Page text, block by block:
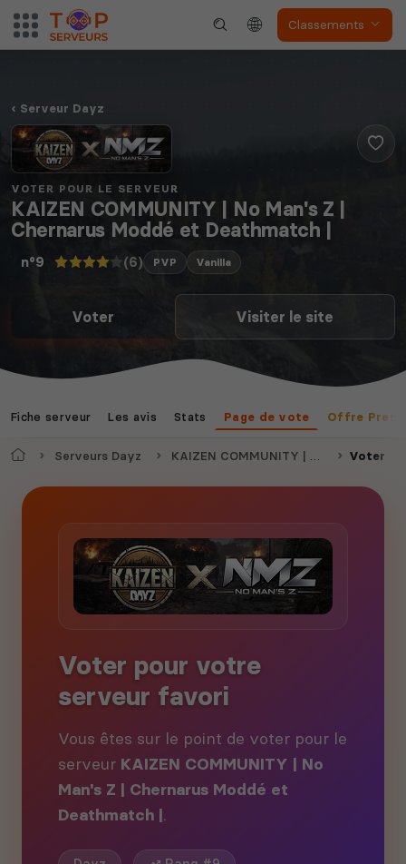
Classements
Serveur Dayz
VOTER POUR LE SERVEUR
KAIZEN COMMUNITY | No Man's Z |
Chernarus Moddé et Deathmatch |
n°9 (6) PVP Vanilla
Voter Visiter le site
Fiche serveur Les avis Stats Page de vote Offre
AccueilServeurs Dayz KAIZEN COMMUNITY | No Man's Z | Chernarus Moddé et Deathmatch | Voter
Voter pour votre
serveur favori
Vous êtes sur le point de voter pour le
serveur KAIZEN COMMUNITY | No
Man's Z | Chernarus Moddé et
Deathmatch |.